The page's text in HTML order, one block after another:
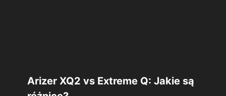
Arizer XQ2 vs Extreme Q: Jakie są